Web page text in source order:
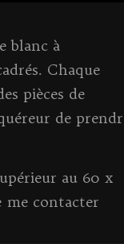
a
t
k
blanc à
Chaque
pièces de
de
au 60 x
me contacter